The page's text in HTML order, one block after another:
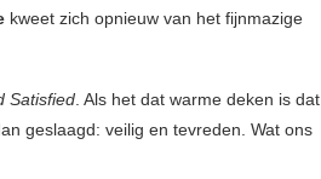
kweet zich opnieuw van het fijnmazige
Satisfied. Als het dat warme deken is dat
geslaagd: veilig en tevreden. Wat ons